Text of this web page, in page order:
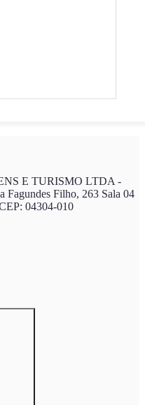
E TURISMO LTDA -
Fagundes Filho, 263 Sala 04
04304-010